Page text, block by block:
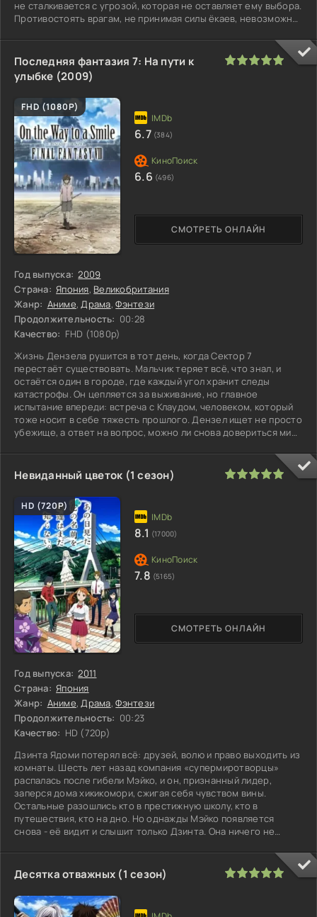
не сталкивается с угрозой, которая не оставляет ему выбора.
Противостоять врагам, не принимая силы ёкаев, невозможно.
Последняя фантазия 7: На пути к
улыбке (2009)
FHD (1080P)
Год выпуска: 2009
Страна: Япония, Великобритания
Жанр: Аниме,Драма,Фэнтези
Продолжительность: 00:28
Качество: FHD (1080p)
Жизнь Дензела рушится в тот день, когда Сектор 7
перестаёт существовать. Мальчик теряет всё, что знал, и
остаётся один в городе, где каждый угол хранит следы
катастрофы. Он цепляется за выживание, но главное
испытание впереди: встреча с Клаудом, человеком, который
тоже носит в себе тяжесть прошлого. Дензел ищет не просто
убежище, а ответ на вопрос, можно ли снова довериться миру
СМОТРЕТЬ ОНЛАЙН
6.7 (384)
6.6 (496)
100 1 2 3 4
Невиданный цветок (1 сезон)
HD (720P)
Год выпуска: 2011
Страна: Япония
Жанр: Аниме,Драма,Фэнтези
Продолжительность: 00:23
Качество: HD (720p)
Дзинта Ядоми потерял всё: друзей, волю и право выходить из
комнаты. Шесть лет назад компания «супермиротворцы»
распалась после гибели Мэйко, и он, признанный лидер,
заперся дома хикикомори, сжигая себя чувством вины.
Остальные разошлись кто в престижную школу, кто в
путешествия, кто на дно. Но однажды Мэйко появляется
снова - её видит и слышит только Дзинта. Она ничего не
СМОТРЕТЬ ОНЛАЙН
8.1 (17000)
7.8 (5165)
100 1 2
Десятка отважных (1 сезон)
100 1